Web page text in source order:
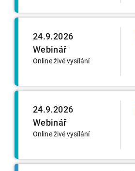
24.9.2026
Webinář
Online živé vysílání
24.9.2026
Webinář
Online živé vysílání